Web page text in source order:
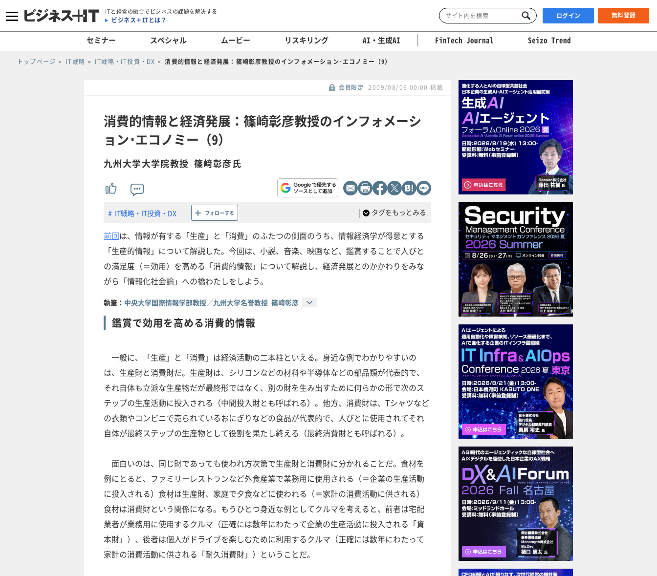
ITと経営の融合でビジネスの課題を解決する
ビジネス＋ITとは？ ログイン 無料登録
セミナー スペシャル ムービー リスキリング AI・生成AI FinTech Journal Seizo Trend
トップページ IT戦略 IT戦略・IT投資・DX 消費的情報と経済発展：篠崎彰彦教授のインフォメーション･エコノミー（9）
会員限定 2009/08/06 00:00 掲載
消費的情報と経済発展：篠崎彰彦教授のインフォメーシ
ョン･エコノミー（9）
九州大学大学院教授 篠﨑彰彦氏
IT戦略・IT投資・DX フォローする | タグをもっとみる
前回は、情報が有する「生産」と「消費」のふたつの側面のうち、情報経済学が得意とする
「生産的情報」について解説した。今回は、小説、音楽、映画など、鑑賞することで人びと
の満足度（＝効用）を高める「消費的情報」について解説し、経済発展とのかかわりをみな
がら「情報化社会論」への橋わたしをしよう。
執筆： 中央大学国際情報学部教授／九州大学名誉教授 篠﨑彰彦
鑑賞で効用を高める消費的情報
一般に、「生産」と「消費」は経済活動の二本柱といえる。身近な例でわかりやすいの
は、生産財と消費財だ。生産財は、シリコンなどの材料や半導体などの部品類が代表的で、
それ自体も立派な生産物だが最終形ではなく、別の財を生み出すために何らかの形で次のス
テップの生産活動に投入される（中間投入財とも呼ばれる）。他方、消費財は、Tシャツなど
の衣類やコンビニで売られているおにぎりなどの食品が代表的で、人びとに使用されてそれ
自体が最終ステップの生産物として役割を果たし終える（最終消費財とも呼ばれる）。
面白いのは、同じ財であっても使われ方次第で生産財と消費財に分かれることだ。食材を
例にとると、ファミリーレストランなど外食産業で業務用に使用される（＝企業の生産活動
に投入される）食材は生産財、家庭で夕食などに使われる（＝家計の消費活動に供される）
食材は消費財という関係になる。もうひとつ身近な例としてクルマを考えると、前者は宅配
業者が業務用に使用するクルマ（正確には数年にわたって企業の生産活動に投入される「資
本財」）、後者は個人がドライブを楽しむために利用するクルマ（正確には数年にわたって
家計の消費活動に供される「耐久消費財」）ということだ。